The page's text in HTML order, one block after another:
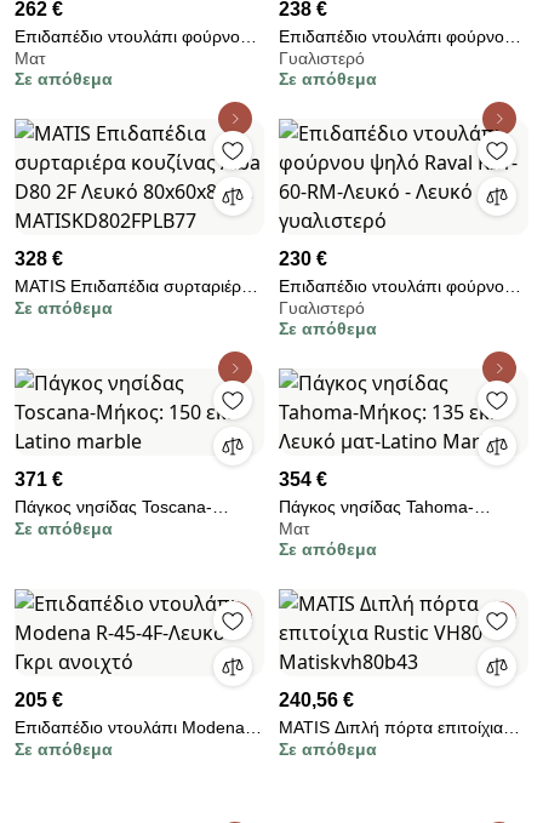
262 €
Επιδαπέδιο ντουλάπι φούρνου
ψηλό Tahoma K21-60-2MB-
Λευκό - Λευκό ματ
Ματ
Σε απόθεμα
238 €
Επιδαπέδιο ντουλάπι φούρνου
ψηλό Raval K21-60-2KR-Λευκό
- Λευκό γυαλιστερό
Γυαλιστερό
Σε απόθεμα
328 €
MATIS Επιδαπέδια συρταριέρα
κουζίνας Alba D80 2F Λευκό
Σε απόθεμα
230 €
Επιδαπέδιο ντουλάπι φούρνου
ψηλό Raval K21-60-RM-Λευκό -
Λευκό γυαλιστερό
Γυαλιστερό
Σε απόθεμα
371 €
Πάγκος νησίδας Toscana-
Μήκος: 150 εκ.-Latino marble
Σε απόθεμα
354 €
Πάγκος νησίδας Tahoma-
Μήκος: 135 εκ.-Λευκό ματ-
Latino Marble
Ματ
Σε απόθεμα
205 €
Επιδαπέδιο ντουλάπι Modena
R-45-4F-Λευκό - Γκρι ανοιχτό
Σε απόθεμα
240,56 €
MATIS Διπλή πόρτα επιτοίχια
Rustic VH80 Matiskvh80b43
Σε απόθεμα